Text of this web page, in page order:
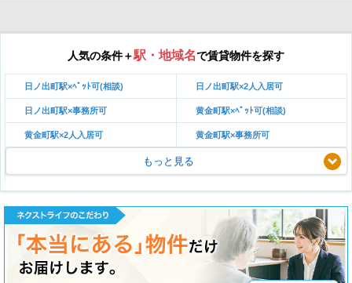
人気の条件＋駅・地域名で賃貸物件を探す
日ノ出町駅×ﾍﾟｯﾄ可(相談) 日ノ出町駅×2人入居可
日ノ出町駅×事務所可 黄金町駅×ﾍﾟｯﾄ可(相談)
黄金町駅×2人入居可 黄金町駅×事務所可
もっと見る